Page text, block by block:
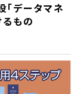
データマネ
もの